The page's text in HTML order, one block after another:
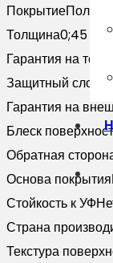
Покрытие
Толщина0;45
Гарантия на
Защитный слой,
Гарантия на
Блеск
Обратная
Основа покрытия
Стойкость к УФ
Страна
Текстура